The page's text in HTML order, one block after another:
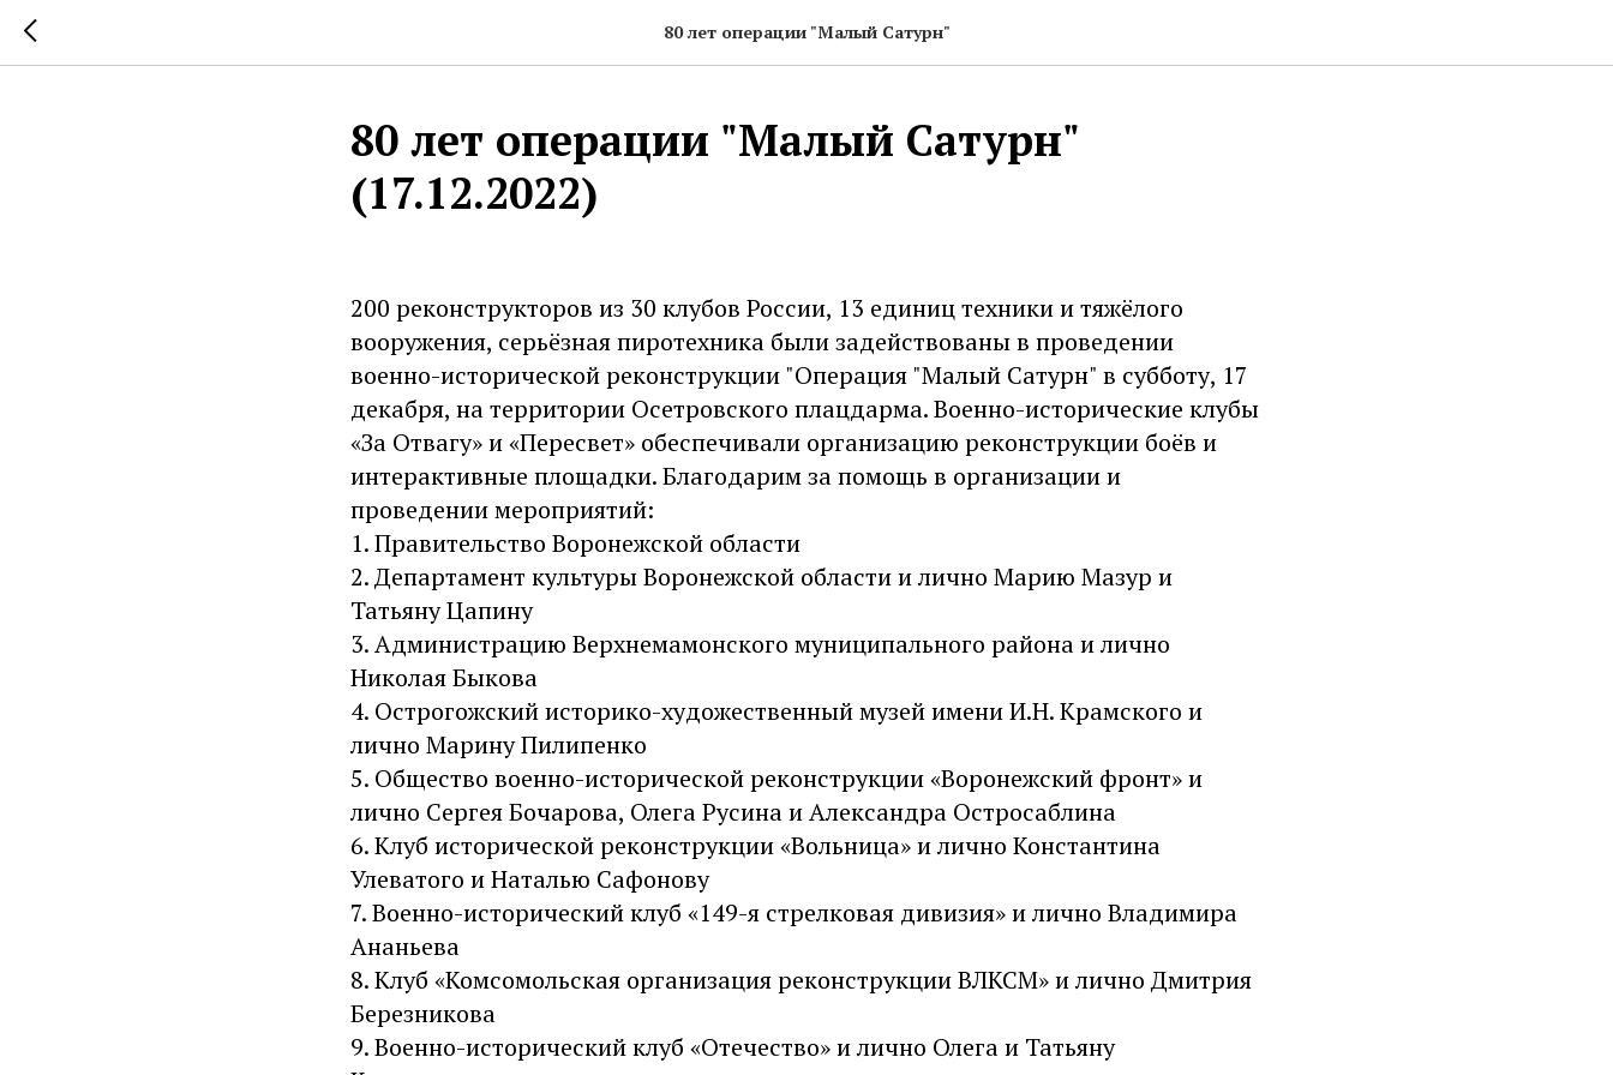
80 лет операции "Малый Сатурн"
80 лет операции "Малый Сатурн"
(17.12.2022)
200 реконструкторов из 30 клубов России, 13 единиц техники и тяжёлого
вооружения, серьёзная пиротехника были задействованы в проведении
военно-исторической реконструкции "Операция "Малый Сатурн" в субботу, 17
декабря, на территории Осетровского плацдарма. Военно-исторические клубы
«За Отвагу» и «Пересвет» обеспечивали организацию реконструкции боёв и
интерактивные площадки. Благодарим за помощь в организации и
проведении мероприятий:
1. Правительство Воронежской области
2. Департамент культуры Воронежской области и лично Марию Мазур и
Татьяну Цапину
3. Администрацию Верхнемамонского муниципального района и лично
Николая Быкова
4. Острогожский историко-художественный музей имени И.Н. Крамского и
лично Марину Пилипенко
5. Общество военно-исторической реконструкции «Воронежский фронт» и
лично Сергея Бочарова, Олега Русина и Александра Остросаблина
6. Клуб исторической реконструкции «Вольница» и лично Константина
Улеватого и Наталью Сафонову
7. Военно-исторический клуб «149-я стрелковая дивизия» и лично Владимира
Ананьева
8. Клуб «Комсомольская организация реконструкции ВЛКСМ» и лично Дмитрия
Березникова
9. Военно-исторический клуб «Отечество» и лично Олега и Татьяну